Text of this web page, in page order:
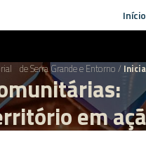
Início
de Serra Grande e Entorno /
em